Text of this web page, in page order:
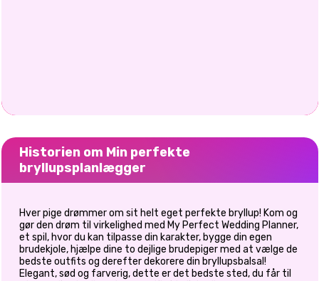
Historien om Min perfekte
bryllupsplanlægger
Hver pige drømmer om sit helt eget perfekte bryllup! Kom og
gør den drøm til virkelighed med My Perfect Wedding Planner,
et spil, hvor du kan tilpasse din karakter, bygge din egen
brudekjole, hjælpe dine to dejlige brudepiger med at vælge de
bedste outfits og derefter dekorere din bryllupsbalsal!
Elegant, sød og farverig, dette er det bedste sted, du får til